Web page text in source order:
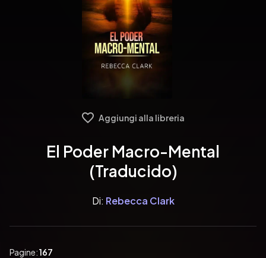
Aggiungi alla libreria
El Poder Macro-Mental
(Traducido)
Di: Rebecca Clark
Pagine:167